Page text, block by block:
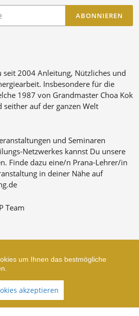
ABONNIEREN
seit 2004 Anleitung, Nützliches und
Insbesondere für die
1987 von Grandmaster Choa Kok
seither auf der ganzen Welt
und Seminaren
Netzwerkes kannst Du unsere
Finde dazu eine/n Prana-Lehrer/in
in deiner Nähe auf
Team
erstellt mit VersaCommerce.
um Ihnen das bestmögliche
akzeptieren